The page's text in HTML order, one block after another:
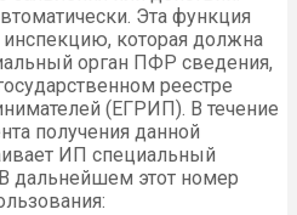
Эта функция
которая должна
орган ПФР сведения,
реестре
(ЕГРИП). В течение
получения данной
ИП специальный
дальнейшем этот номер